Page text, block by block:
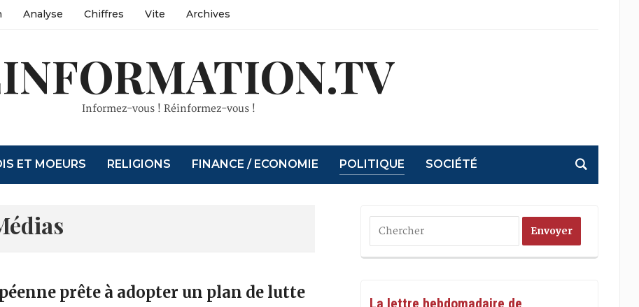
Analyse Chiffres Vite Archives
Informez-vous ! Réinformez-vous !
ET MOEURS RELIGIONS FINANCE / ECONOMIE POLITIQUE SOCIÉTÉ
prête à adopter un plan de lutte
La lettre hebdomadaire de